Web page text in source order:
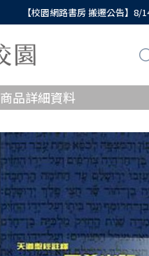
【校園網路書房 搬遷公告】8/
商品詳細資料